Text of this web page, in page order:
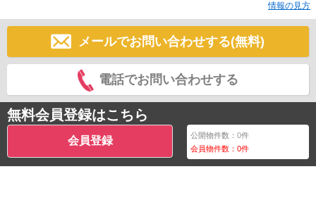
情報の見方
メールでお問い合わせする(無料)
電話でお問い合わせする
無料会員登録はこちら
会員登録 公開物件数：0件
会員物件数：0件